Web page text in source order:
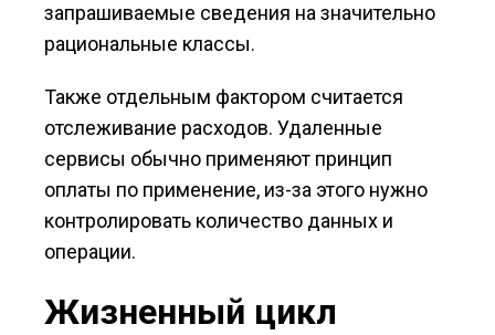
запрашиваемые сведения на значительно
рациональные классы.
Также отдельным фактором считается
отслеживание расходов. Удаленные
сервисы обычно применяют принцип
оплаты по применение, из-за этого нужно
контролировать количество данных и
операции.
Жизненный цикл